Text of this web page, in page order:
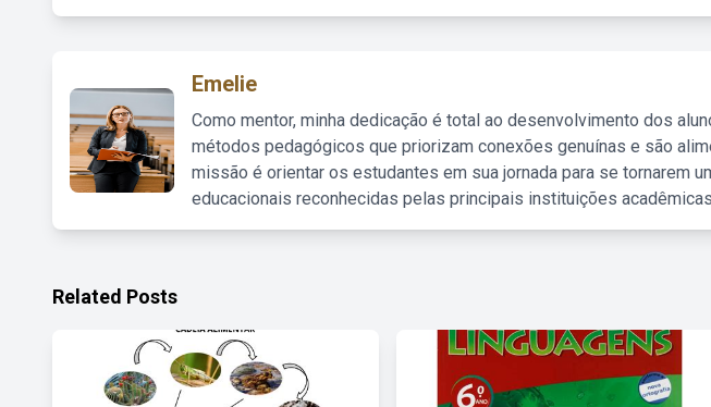
Emelie
Como mentor, minha dedicação é total ao desenvolvimento dos
métodos pedagógicos que priorizam conexões genuínas e são
missão é orientar os estudantes em sua jornada para se tornarem
educacionais reconhecidas pelas principais instituições
Related Posts